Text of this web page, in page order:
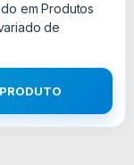
em Produtos
de